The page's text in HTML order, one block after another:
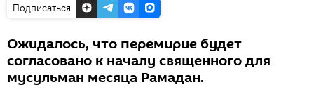
Подписаться
Ожидалось, что перемирие будет
согласовано к началу священного для
мусульман месяца Рамадан.